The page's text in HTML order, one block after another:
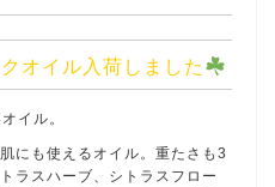
オイル入荷しました
イル。
にも使えるオイル。重たさも3
ラスハーブ、シトラスフロー